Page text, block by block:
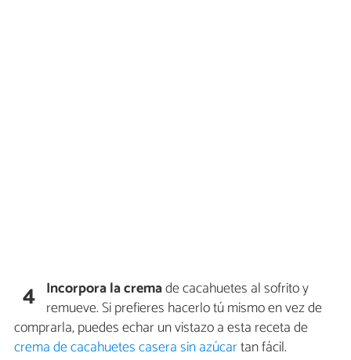
4 Incorpora la cremade cacahuetes al sofrito y
remueve. Si prefieres hacerlo tú mismo en vez de
comprarla, puedes echar un vistazo a esta receta de
crema de cacahuetes casera sin azúcartan fácil.